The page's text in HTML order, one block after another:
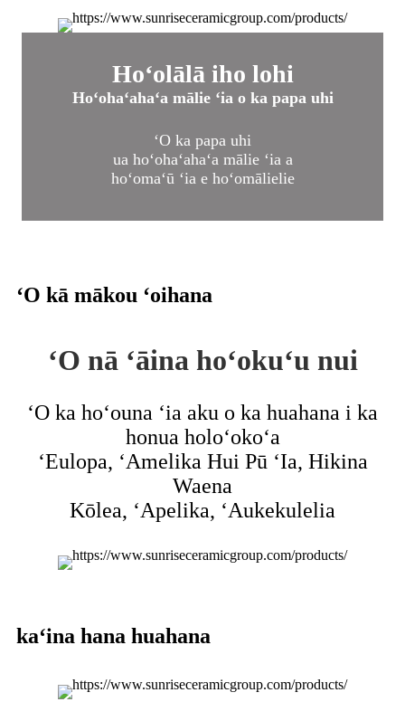
Hoʻolālā iho lohi
Hoʻohaʻahaʻa mālie ʻia o ka papa uhi
ʻO ka papa uhi
ua hoʻohaʻahaʻa mālie ʻia a
hoʻomaʻū ʻia e hoʻomālielie
ʻO kā mākou ʻoihana
ʻO nā ʻāina hoʻokuʻu nui
ʻO ka hoʻouna ʻia aku o ka huahana i ka
honua holoʻokoʻa
ʻEulopa, ʻAmelika Hui Pū ʻIa, Hikina
Waena
Kōlea, ʻApelika, ʻAukekulelia
kaʻina hana huahana